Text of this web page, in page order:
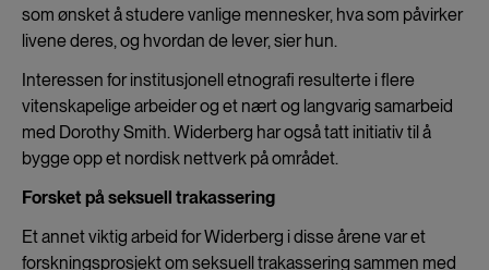
som ønsket å studere vanlige mennesker, hva som påvirker
livene deres, og hvordan de lever, sier hun.
Interessen for institusjonell etnografi resulterte i flere
vitenskapelige arbeider og et nært og langvarig samarbeid
med Dorothy Smith. Widerberg har også tatt initiativ til å
bygge opp et nordisk nettverk på området.
Forsket på seksuell trakassering
Et annet viktig arbeid for Widerberg i disse årene var et
forskningsprosjekt om seksuell trakassering sammen med